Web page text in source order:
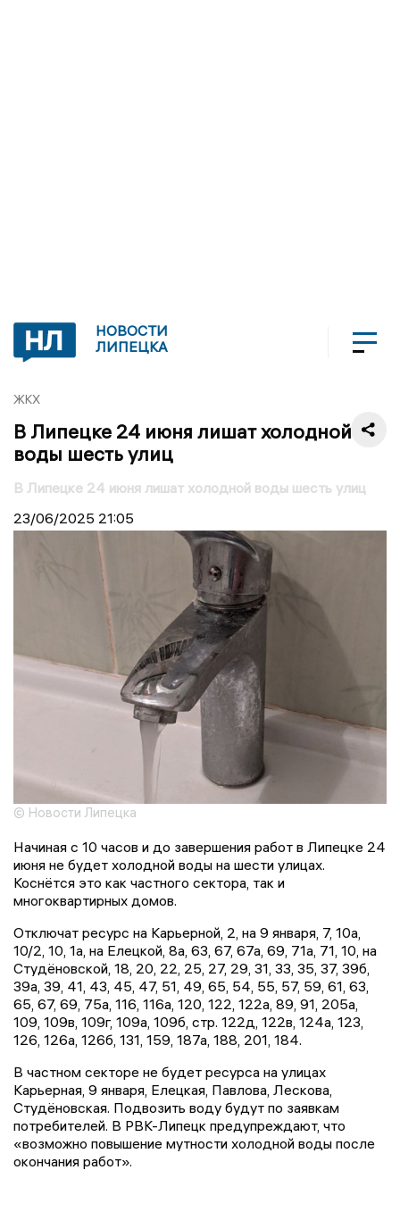
НОВОСТИ
ЛИПЕЦКА
ЖКХ
В Липецке 24 июня лишат холодной
воды шесть улиц
В Липецке 24 июня лишат холодной воды шесть улиц
23/06/2025 21:05
© Новости Липецка
Начиная с 10 часов и до завершения работ в Липецке 24
июня не будет холодной воды на шести улицах.
Коснётся это как частного сектора, так и
многоквартирных домов.
Отключат ресурс на Карьерной, 2, на 9 января, 7, 10а,
10/2, 10, 1а, на Елецкой, 8а, 63, 67, 67а, 69, 71а, 71, 10, на
Студёновской, 18, 20, 22, 25, 27, 29, 31, 33, 35, 37, 39б,
39а, 39, 41, 43, 45, 47, 51, 49, 65, 54, 55, 57, 59, 61, 63,
65, 67, 69, 75а, 116, 116а, 120, 122, 122а, 89, 91, 205а,
109, 109в, 109г, 109а, 109б, стр. 122д, 122в, 124а, 123,
126, 126а, 126б, 131, 159, 187а, 188, 201, 184.
В частном секторе не будет ресурса на улицах
Карьерная, 9 января, Елецкая, Павлова, Лескова,
Студёновская. Подвозить воду будут по заявкам
потребителей. В РВК-Липецк предупреждают, что
«возможно повышение мутности холодной воды после
окончания работ».